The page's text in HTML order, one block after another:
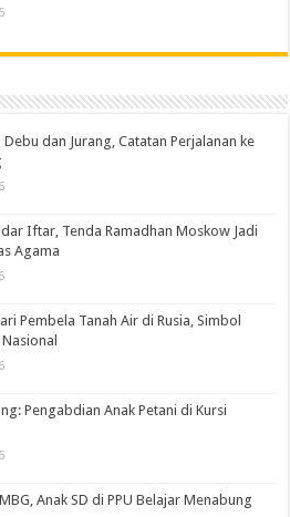
dan Jurang, Catatan Perjalanan ke
Iftar, Tenda Ramadhan Moskow Jadi
Agama
Pembela Tanah Air di Rusia, Simbol
Pengabdian Anak Petani di Kursi
Anak SD di PPU Belajar Menabung